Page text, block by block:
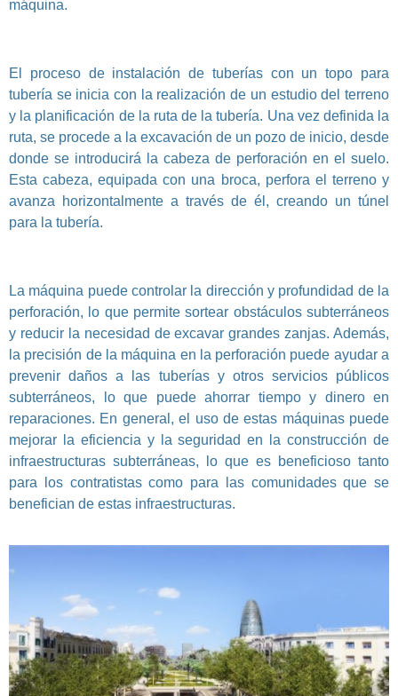
máquina.
El proceso de instalación de tuberías con un topo para
tubería se inicia con la realización de un estudio del terreno
y la planificación de la ruta de la tubería. Una vez definida la
ruta, se procede a la excavación de un pozo de inicio, desde
donde se introducirá la cabeza de perforación en el suelo.
Esta cabeza, equipada con una broca, perfora el terreno y
avanza horizontalmente a través de él, creando un túnel
para la tubería.
La máquina puede controlar la dirección y profundidad de la
perforación, lo que permite sortear obstáculos subterráneos
y reducir la necesidad de excavar grandes zanjas. Además,
la precisión de la máquina en la perforación puede ayudar a
prevenir daños a las tuberías y otros servicios públicos
subterráneos, lo que puede ahorrar tiempo y dinero en
reparaciones. En general, el uso de estas máquinas puede
mejorar la eficiencia y la seguridad en la construcción de
infraestructuras subterráneas, lo que es beneficioso tanto
para los contratistas como para las comunidades que se
benefician de estas infraestructuras.